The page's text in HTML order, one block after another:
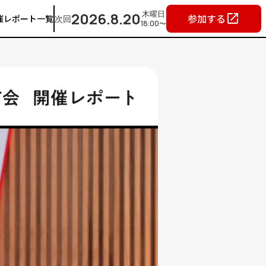
レポート一覧次回2026.8.20 木曜日
18:00〜 参加する launch